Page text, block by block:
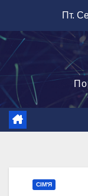
вмісту
Пт.
СІМ'Я